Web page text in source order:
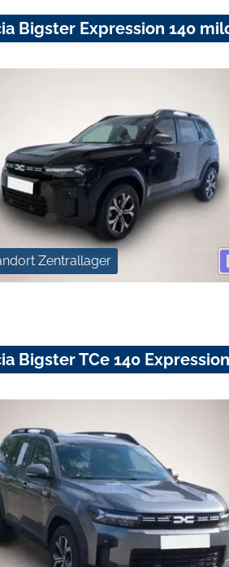
Bigster Expression 140
Zentrallager
Bigster TCe 140